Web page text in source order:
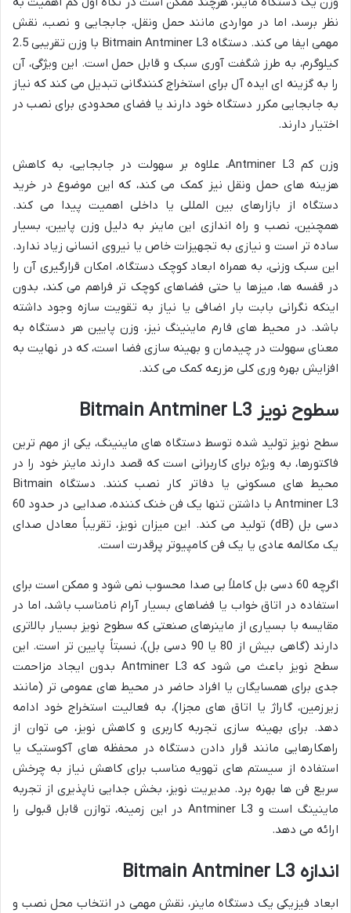
نظر برسد، اما در مواردی مانند حمل ونقل، جابجایی و نصب، نقش
مهمی ایفا می کند. دستگاه Bitmain Antminer L3 با وزن تقریبی 2.5
کیلوگرم، به طرز شگفت آوری سبک و قابل حمل است. این ویژگی، آن
را به گزینه ای ایده آل برای استخراج کنندگانی تبدیل می کند که نیاز
به جابجایی مکرر دستگاه خود دارند یا فضای محدودی برای نصب در
اختیار دارند.
وزن کم Antminer L3، علاوه بر سهولت در جابجایی، به کاهش
هزینه های حمل ونقل نیز کمک می کند، که این موضوع در خرید
دستگاه از بازارهای بین المللی یا داخلی اهمیت پیدا می کند.
همچنین، نصب و راه اندازی این ماینر به دلیل وزن پایین، بسیار
ساده تر است و نیازی به تجهیزات خاص یا نیروی انسانی زیاد ندارد.
این سبک وزنی، به همراه ابعاد کوچک دستگاه، امکان قرارگیری آن را
در قفسه ها، میزها یا حتی فضاهای کوچک تر فراهم می کند، بدون
اینکه نگرانی بابت بار اضافی یا نیاز به تقویت سازه وجود داشته
باشد. در محیط های فارم ماینینگ نیز، وزن پایین هر دستگاه به
معنای سهولت در چیدمان و بهینه سازی فضا است، که در نهایت به
افزایش بهره وری کلی مزرعه کمک می کند.
سطوح نویز Bitmain Antminer L3
سطح نویز تولید شده توسط دستگاه های ماینینگ، یکی از مهم ترین
فاکتورها، به ویژه برای کاربرانی است که قصد دارند ماینر خود را در
محیط های مسکونی یا دفاتر کار نصب کنند. دستگاه Bitmain
Antminer L3 با داشتن تنها یک فن خنک کننده، صدایی در حدود 60
دسی بل (dB) تولید می کند. این میزان نویز، تقریباً معادل صدای
یک مکالمه عادی یا یک فن کامپیوتر پرقدرت است.
اگرچه 60 دسی بل کاملاً بی صدا محسوب نمی شود و ممکن است برای
استفاده در اتاق خواب یا فضاهای بسیار آرام نامناسب باشد، اما در
مقایسه با بسیاری از ماینرهای صنعتی که سطوح نویز بسیار بالاتری
دارند (گاهی بیش از 80 یا 90 دسی بل)، نسبتاً پایین تر است. این
سطح نویز باعث می شود که Antminer L3 بدون ایجاد مزاحمت
جدی برای همسایگان یا افراد حاضر در محیط های عمومی تر (مانند
زیرزمین، گاراژ یا اتاق های مجزا)، به فعالیت استخراج خود ادامه
دهد. برای بهینه سازی تجربه کاربری و کاهش نویز، می توان از
راهکارهایی مانند قرار دادن دستگاه در محفظه های آکوستیک یا
استفاده از سیستم های تهویه مناسب برای کاهش نیاز به چرخش
سریع فن ها بهره برد. مدیریت نویز، بخش جدایی ناپذیری از تجربه
ماینینگ است و Antminer L3 در این زمینه، توازن قابل قبولی را
ارائه می دهد.
اندازه Bitmain Antminer L3
ابعاد فیزیکی یک دستگاه ماینر، نقش مهمی در انتخاب محل نصب و